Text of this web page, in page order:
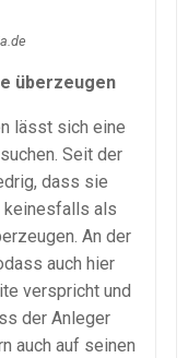
überzeugen
lässt sich eine
Seit der
dass sie
keinesfalls als
An der
auch hier
verspricht und
der Anleger
auch auf seinen